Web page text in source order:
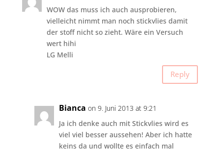
WOW das muss ich auch ausprobieren,
vielleicht nimmt man noch stickvlies damit
der stoff nicht so zieht. Wäre ein Versuch
wert hihi
LG Melli
Reply
Bianca on 9. Juni 2013 at 9:21
Ja ich denke auch mit Stickvlies wird es
viel viel besser aussehen! Aber ich hatte
keins da und wollte es einfach mal